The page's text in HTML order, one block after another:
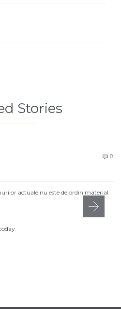
Stories
 8
actuale nu este de ordin material.